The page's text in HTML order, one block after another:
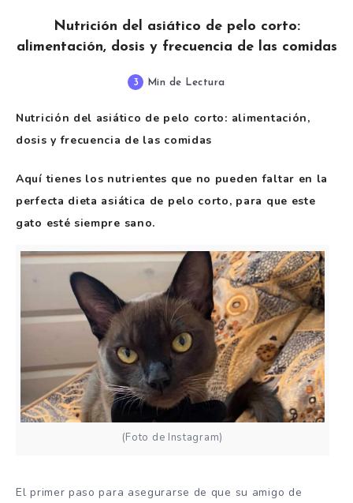
Nutrición del asiático de pelo corto:
alimentación, dosis y frecuencia de las comidas
3 Min de Lectura
Nutrición del asiático de pelo corto: alimentación,
dosis y frecuencia de las comidas
Aquí tienes los nutrientes que no pueden faltar en la
perfecta dieta asiática de pelo corto, para que este
gato esté siempre sano.
(Foto de Instagram)
El primer paso para asegurarse de que su amigo de